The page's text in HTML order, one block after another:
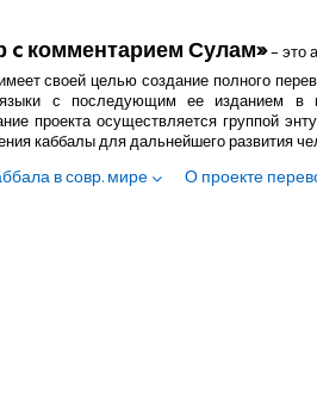
c комментарием Сулам»– это
своей целью создание полного
языки с последующим ее изданием в
проекта осуществляется группой
каббалы для дальнейшего развития
в совр. мире О проекте